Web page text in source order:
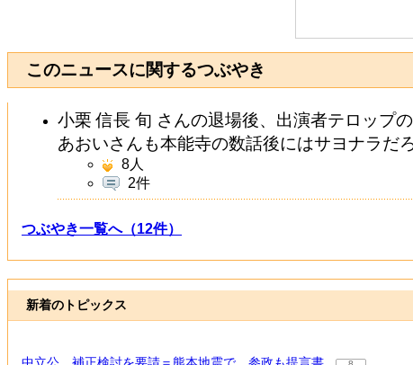
このニュースに関するつぶやき
小栗 信長 旬 さんの退場後、出演者テロップ
あおいさんも本能寺の数話後にはサヨナラだ
8人
2件
つぶやき一覧へ（12件）
新着のトピックス